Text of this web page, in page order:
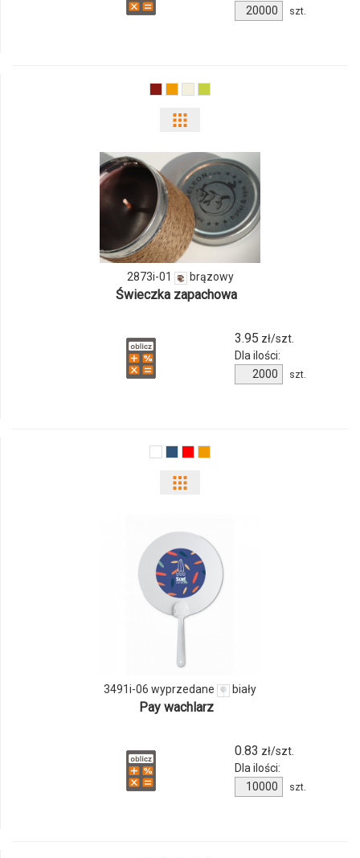
Ilość
produktu
szt.
odmiany
i
ilości
produktu
2873i-
2873i-01 brązowy
Świeczka zapachowa
3.95 zł/szt.
Dla ilości:
Ilość
produktu
szt.
i
ilości
produktu
wyprzedane
3491i-06 wyprzedane biały
Pay wachlarz
0.83 zł/szt.
Dla ilości:
Ilość
produktu
szt.